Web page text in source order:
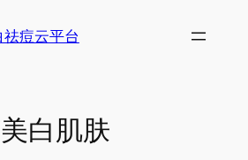
祛痘云平台
白肌肤